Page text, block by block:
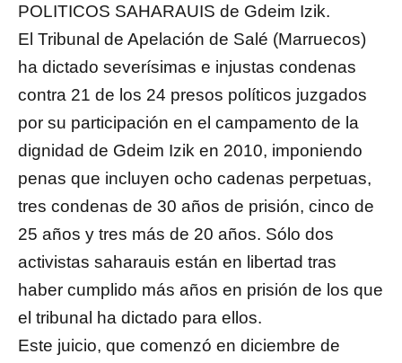
POLITICOS SAHARAUIS de Gdeim Izik.
El Tribunal de Apelación de Salé (Marruecos)
ha dictado severísimas e injustas condenas
contra 21 de los 24 presos políticos juzgados
por su participación en el campamento de la
dignidad de Gdeim Izik en 2010, imponiendo
penas que incluyen ocho cadenas perpetuas,
tres condenas de 30 años de prisión, cinco de
25 años y tres más de 20 años. Sólo dos
activistas saharauis están en libertad tras
haber cumplido más años en prisión de los que
el tribunal ha dictado para ellos.
Este juicio, que comenzó en diciembre de